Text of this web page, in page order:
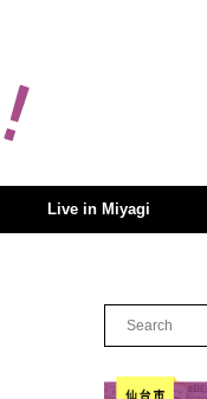
Live in Miyagi